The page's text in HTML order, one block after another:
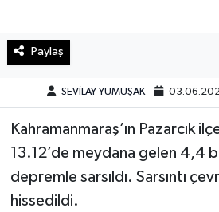
Paylaş
SEVİLAY YUMUŞAK
Kahramanmaraş’ın Pazarcık
13.12’de meydana gelen 4,4
depremle sarsıldı. Sarsıntı
hissedildi.
Spor
Yaşam